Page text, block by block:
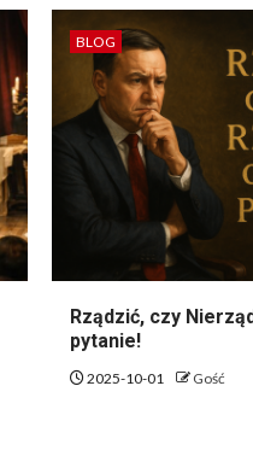
BLOG
Rządzić, czy
pytanie!
2025-10-01 Gość